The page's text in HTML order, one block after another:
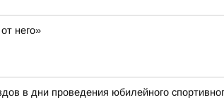
него»
в дни проведения юбилейного